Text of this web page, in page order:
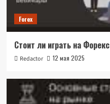
Forex
Стоит ли играть на Форекс
Redactor 12 мая 2025